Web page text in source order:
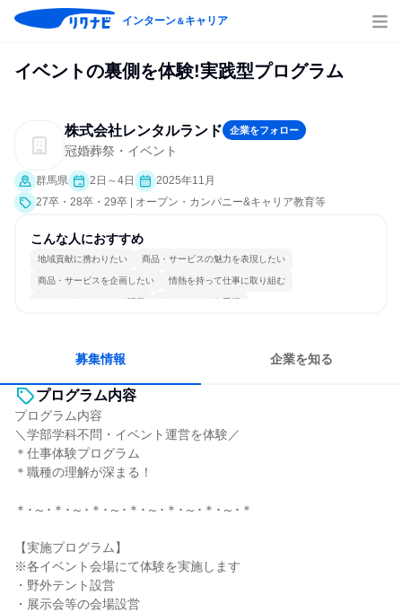
インターン＆キャリア
イベントの裏側を体験!実践型プログラム
株式会社レンタルランド 企業をフォロー
冠婚葬祭・イベント
群馬県 2日～4日
2025年11月
27卒・28卒・29卒 | オープン・カンパニー&キャリア教育等
こんな人におすすめ
地域貢献に携わりたい 商品・サービスの魅力を表現したい
商品・サービスを企画したい 情熱を持って仕事に取り組む
コミュニケーションが活発 チームワークを重視
募集情報 企業を知る
プログラム内容
プログラム内容
＼学部学科不問・イベント運営を体験／
＊仕事体験プログラム
＊職種の理解が深まる！
＊･～･＊･～･＊･～･＊･～･＊･～･＊･～･＊
【実施プログラム】
※各イベント会場にて体験を実施します
・野外テント設営
・展示会等の会場設営